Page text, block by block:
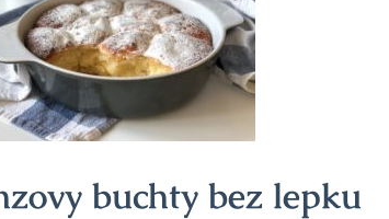
buchty bez lepku